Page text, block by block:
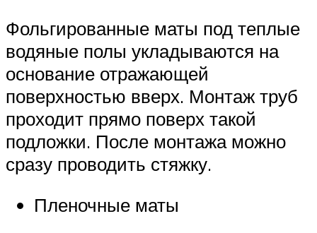
Фольгированные маты под теплые
водяные полы укладываются на
основание отражающей
поверхностью вверх. Монтаж труб
проходит прямо поверх такой
подложки. После монтажа можно
сразу проводить стяжку.
Пленочные маты